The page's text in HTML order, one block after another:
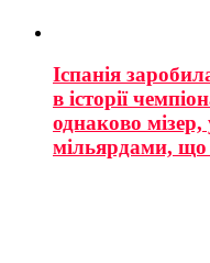
Іспанія
в історії
однаково
мільярдами,